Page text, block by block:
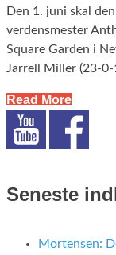
Den 1. juni skal
verdensmester
Square Garden i
Jarrell Miller (23-0-
Read More
Seneste
Mortensen: